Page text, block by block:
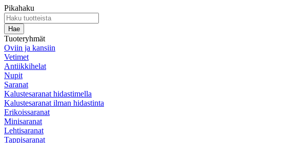
Pikahaku
Tuoteryhmät
Oviin ja kansiin
Vetimet
Antiikkihelat
Nupit
Saranat
Kalustesaranat hidastimella
Kalustesaranat ilman hidastinta
Erikoissaranat
Minisaranat
Lehtisaranat
Tappisaranat